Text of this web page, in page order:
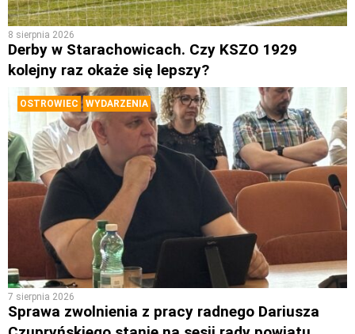
8 sierpnia 2026
Derby w Starachowicach. Czy KSZO 1929
kolejny raz okaże się lepszy?
OSTROWIEC WYDARZENIA
7 sierpnia 2026
Sprawa zwolnienia z pracy radnego Dariusza